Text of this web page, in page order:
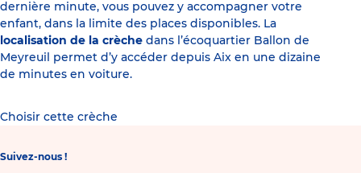
dernière minute, vous pouvez y accompagner votre
enfant, dans la limite des places disponibles. La
localisation de la crèche dans l’écoquartier Ballon de
Meyreuil permet d’y accéder depuis Aix en une dizaine
de minutes en voiture.
Choisir cette crèche
Suivez-nous !